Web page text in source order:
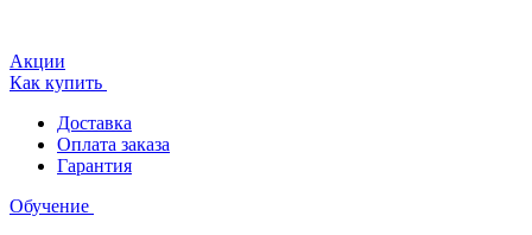
Акции
Как купить
Доставка
Оплата заказа
Гарантия
Обучение